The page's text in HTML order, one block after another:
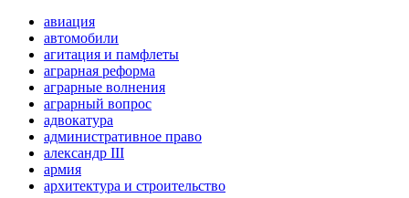
авиация
автомобили
агитация и памфлеты
аграрная реформа
аграрные волнения
аграрный вопрос
адвокатура
административное право
александр III
армия
архитектура и строительство